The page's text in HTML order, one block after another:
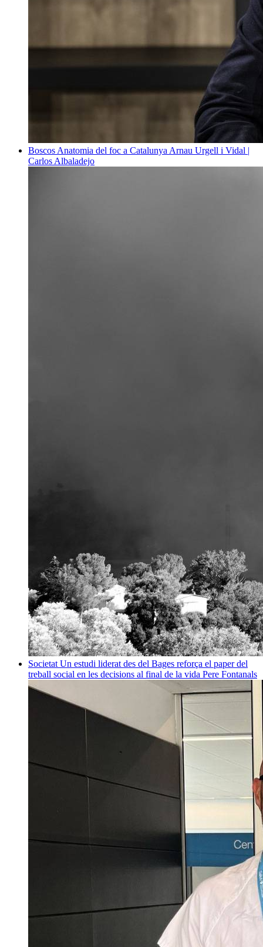
Boscos Anatomia del foc a Catalunya Arnau Urgell i Vidal |
Carlos Albaladejo
Societat Un estudi liderat des del Bages reforça el paper del
treball social en les decisions al final de la vida Pere Fontanals